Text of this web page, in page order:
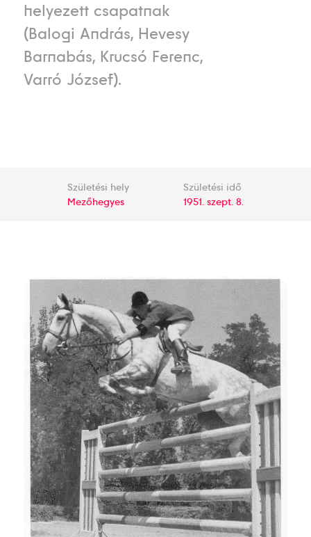
helyezett csapatnak
(Balogi András, Hevesy
Barnabás, Krucsó Ferenc,
Varró József).
Születési hely
Mezőhegyes
Születési idő
1951. szept. 8.